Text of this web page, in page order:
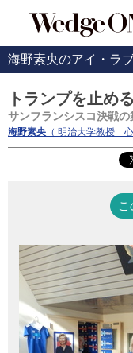
海野素央のアイ・ラ
トランプを止め
サンフランシスコ決戦の
海野素央 （ 明治大学教授 心